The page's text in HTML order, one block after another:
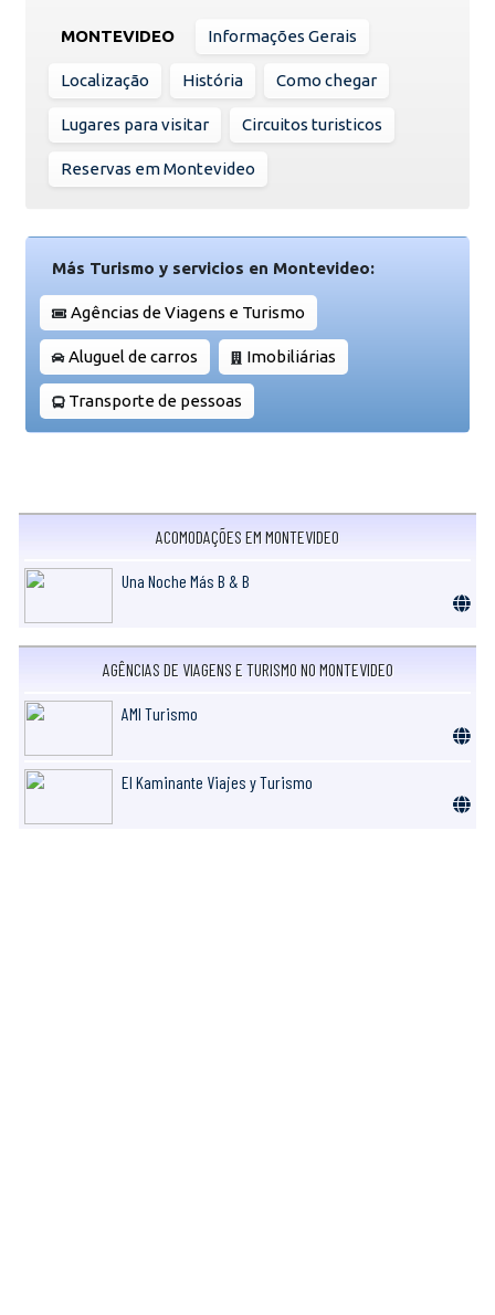
MONTEVIDEO Informações Gerais
Localização História Como chegar
Lugares para visitar Circuitos turisticos
Reservas em Montevideo
Más Turismo y servicios en Montevideo:
Agências de Viagens e Turismo
Aluguel de carros Imobiliárias
Transporte de pessoas
ACOMODAÇÕES EM MONTEVIDEO
Una Noche Más B & B
AGÊNCIAS DE VIAGENS E TURISMO NO MONTEVIDEO
AMI Turismo
El Kaminante Viajes y Turismo